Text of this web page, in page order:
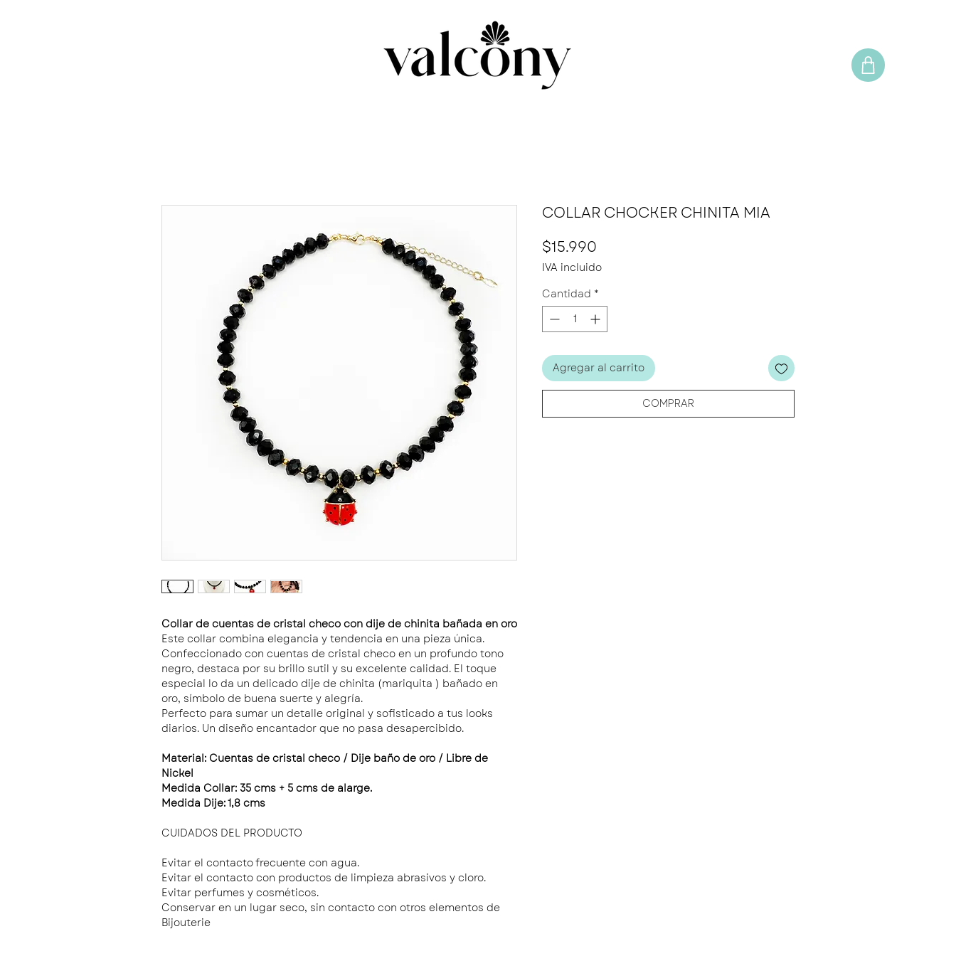
Collar de cuentas de cristal checo con dije de chinita bañada en oro
Este collar combina elegancia y tendencia en una pieza única.
Confeccionado con cuentas de cristal checo en un profundo tono
negro, destaca por su brillo sutil y su excelente calidad. El toque
especial lo da un delicado dije de chinita (mariquita ) bañado en
oro, símbolo de buena suerte y alegría.
Perfecto para sumar un detalle original y sofisticado a tus looks
diarios. Un diseño encantador que no pasa desapercibido.
Material: Cuentas de cristal checo / Dije baño de oro / Libre de
Nickel
Medida Collar: 35 cms + 5 cms de alarge.
Medida Dije: 1,8 cms
CUIDADOS DEL PRODUCTO
Evitar el contacto frecuente con agua.
Evitar el contacto con productos de limpieza abrasivos y cloro.
Evitar perfumes y cosméticos.
Conservar en un lugar seco, sin contacto con otros elementos de
Bijouterie
COLLAR CHOCKER CHINITA MIA
$15.990
IVA incluido
Cantidad *
Agregar al carrito
COMPRAR